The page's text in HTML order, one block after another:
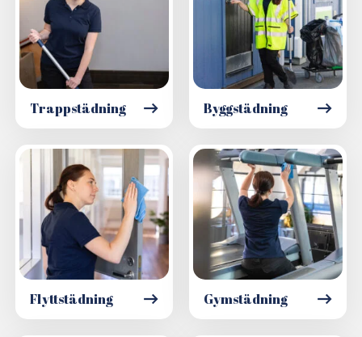
Trappstädning Byggstädning
Flyttstädning Gymstädning